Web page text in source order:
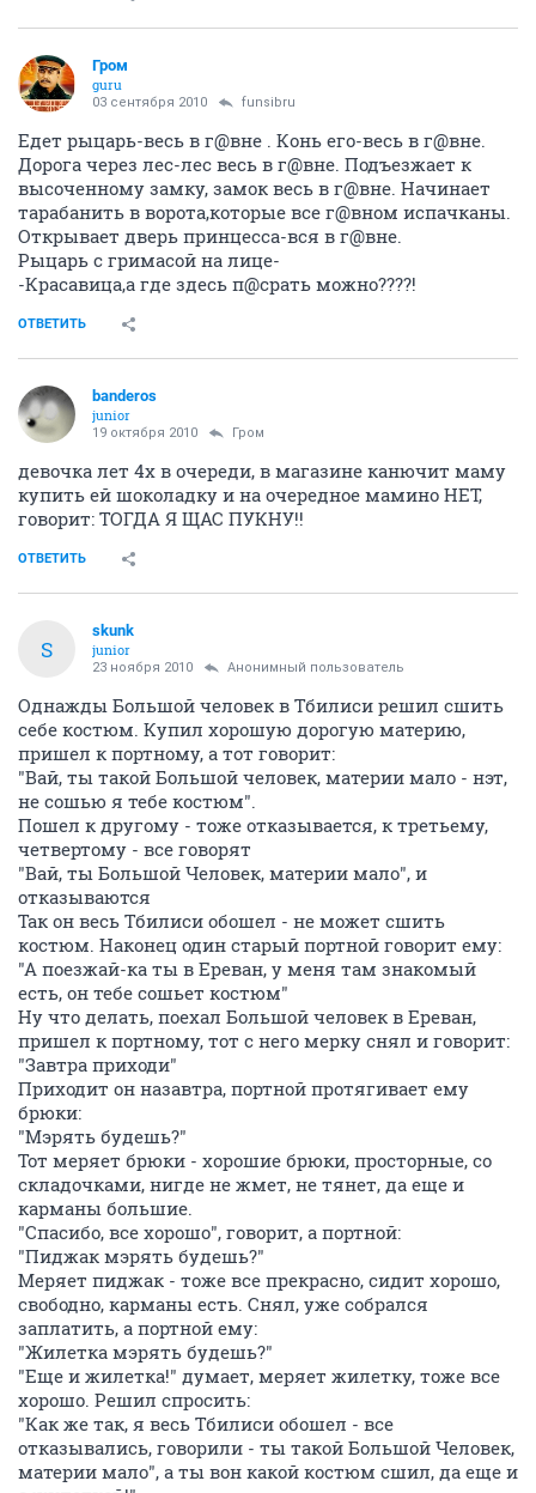
Гром
guru
03 сентября 2010 funsibru
Едет рыцарь-весь в г@вне . Конь его-весь в г@вне.
Дорога через лес-лес весь в г@вне. Подъезжает к
высоченному замку, замок весь в г@вне. Начинает
тарабанить в ворота,которые все г@вном испачканы.
Открывает дверь принцесса-вся в г@вне.
Рыцарь с гримасой на лице-
-Красавица,а где здесь п@срать можно????!
ОТВЕТИТЬ
banderos
junior
19 октября 2010 Гром
девочка лет 4х в очереди, в магазине канючит маму
купить ей шоколадку и на очередное мамино НЕТ,
говорит: ТОГДА Я ЩАС ПУКНУ!!
ОТВЕТИТЬ
S
skunk
junior
23 ноября 2010 Анонимный пользователь
Однажды Большой человек в Тбилиси решил сшить
себе костюм. Купил хорошую дорогую материю,
пришел к портному, а тот говорит:
"Вай, ты такой Большой человек, материи мало - нэт,
не сошью я тебе костюм".
Пошел к другому - тоже отказывается, к третьему,
четвертому - все говорят
"Вай, ты Большой Человек, материи мало", и
отказываются
Так он весь Тбилиси обошел - не может сшить
костюм. Наконец один старый портной говорит ему:
"А поезжай-ка ты в Ереван, у меня там знакомый
есть, он тебе сошьет костюм"
Ну что делать, поехал Большой человек в Ереван,
пришел к портному, тот с него мерку снял и говорит:
"Завтра приходи"
Приходит он назавтра, портной протягивает ему
брюки:
"Мэрять будешь?"
Тот меряет брюки - хорошие брюки, просторные, со
складочками, нигде не жмет, не тянет, да еще и
карманы большие.
"Спасибо, все хорошо", говорит, а портной:
"Пиджак мэрять будешь?"
Меряет пиджак - тоже все прекрасно, сидит хорошо,
свободно, карманы есть. Снял, уже собрался
заплатить, а портной ему:
"Жилетка мэрять будешь?"
"Еще и жилетка!" думает, меряет жилетку, тоже все
хорошо. Решил спросить:
"Как же так, я весь Тбилиси обошел - все
отказывались, говорили - ты такой Большой Человек,
материи мало", а ты вон какой костюм сшил, да еще и